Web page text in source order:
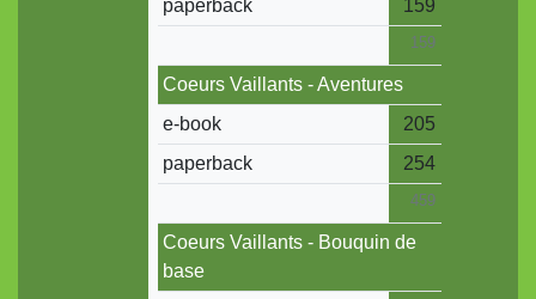
paperback
159
159
Coeurs Vaillants - Aventures
e-book
205
paperback
254
459
Coeurs Vaillants - Bouquin de
base